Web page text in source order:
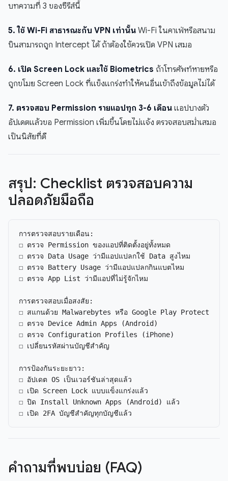
บทความที่ 3 ของซีรีส์นี้
5. ใช้ Wi-Fi สาธารณะกับ VPN เท่านั้น Wi-Fi ในคาเฟ่หรือสนาม
บินสามารถถูก Intercept ได้ ถ้าต้องใช้ควรเปิด VPN เสมอ
6. เปิด Screen Lock และใช้ Biometrics ถ้าโทรศัพท์หายหรือ
ถูกขโมย Screen Lock ที่แข็งแกร่งทำให้คนอื่นเข้าถึงข้อมูลไม่ได้
7. ตรวจสอบ Permission รายแอปทุก 3-6 เดือน แอปบางตัว
อัปเดตแล้วขอ Permission เพิ่มขึ้นโดยไม่แจ้ง ตรวจสอบสม่ำเสมอ
เป็นนิสัยที่ดี
สรุป: Checklist ตรวจสอบความ
ปลอดภัยมือถือ
การตรวจสอบรายเดือน:
☐ ตรวจ Permission ของแอปที่ติดตั้งอยู่ทั้งหมด
☐ ตรวจ Data Usage ว่ามีแอปแปลกใช้ Data สูงไหม
☐ ตรวจ Battery Usage ว่ามีแอปแปลกกินแบตไหม
☐ ตรวจ App List ว่ามีแอปที่ไม่รู้จักไหม
การตรวจสอบเมื่อสงสัย:
☐ สแกนด้วย Malwarebytes หรือ Google Play Protect
☐ ตรวจ Device Admin Apps (Android)
☐ ตรวจ Configuration Profiles (iPhone)
☐ เปลี่ยนรหัสผ่านบัญชีสำคัญ
การป้องกันระยะยาว:
☐ อัปเดต OS เป็นเวอร์ชันล่าสุดแล้ว
☐ เปิด Screen Lock แบบแข็งแกร่งแล้ว
☐ ปิด Install Unknown Apps (Android) แล้ว
คำถามที่พบบ่อย (FAQ)